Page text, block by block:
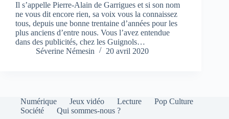
Il s’appelle Pierre-Alain de Garrigues et si son nom
ne vous dit encore rien, sa voix vous la connaissez
tous, depuis une bonne trentaine d’années pour les
plus anciens d’entre nous. Vous l’avez entendue
dans des publicités, chez les Guignols…
Séverine Némesin
20 avril 2020
Numérique Jeux vidéo Lecture
Pop Culture
Société
Qui sommes-nous ?